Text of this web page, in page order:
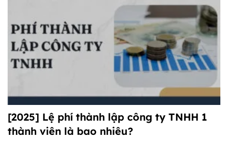
[2025] Lệ phí thành lập công ty TNHH 1
thành viên là bao nhiêu?